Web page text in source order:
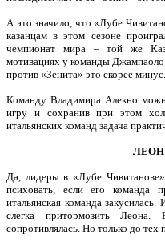
А это значило, что «Лубе
казанцам в этом сезоне
чемпионат мира – той же
мотивациях у команды
против «Зенита» это скорее минус.
Команду Владимира Алекно
игру и сохранив при этом
итальянских команд задача
ЛЕОН
Да, лидеры в «Лубе
психовать, если его команда
итальянская команда
слегка притормозить
сопротивлялась. Но только до